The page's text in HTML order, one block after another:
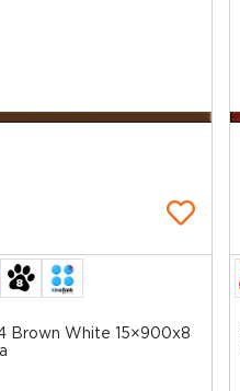
Brown White 15×900x8